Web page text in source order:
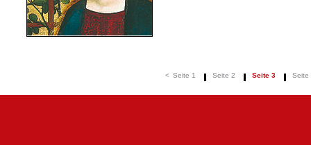
< Seite 1 Seite 2 Seite 3 Seite